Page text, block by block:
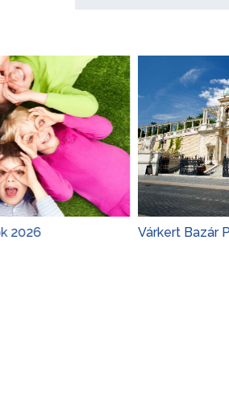
Várkert Bazár Programok